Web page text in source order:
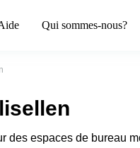
Qui sommes-nous?
des espaces de bureau